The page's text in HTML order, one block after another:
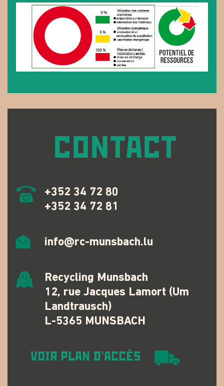
CONTACT
+352 34 72 80
+352 34 72 81
info@rc-munsbach.lu
Recycling Munsbach
12, rue Jacques Lamort (Um
Landtrausch)
L-5365 MUNSBACH
VOIR PLAN D'ACCÈS